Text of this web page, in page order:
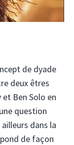
de dyade
deux êtres
Ben Solo en
question
dans la
de façon